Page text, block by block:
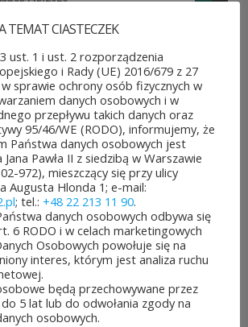
już głosować
zgłoszone do 7.
Mazowsza.
zdecydują,
dostaną
z budżetu
województwa
Do rozdania
30 mln zł! Mieszkańcy
mazowieckiego
TEMAT CIASTECZEK
ust. 1 i ust. 2 rozporządzenia
i Rady (UE) 2016/679 z 27
sprawie ochrony osób fizycznych w
danych osobowych i w
przepływu takich danych oraz
95/46/WE (RODO), informujemy, że
Państwa danych osobowych jest
Pawła II z siedzibą w Warszawie
972), mieszczący się przy ulicy
Augusta Hlonda 1; e-mail:
; tel.: +48 22 213 11 90.
danych osobowych odbywa się
6 RODO i w celach marketingowych
Osobowych powołuje się na
interes, którym jest analiza ruchu
będą przechowywane przez
5 lat lub do odwołania zgody na
osobowych.